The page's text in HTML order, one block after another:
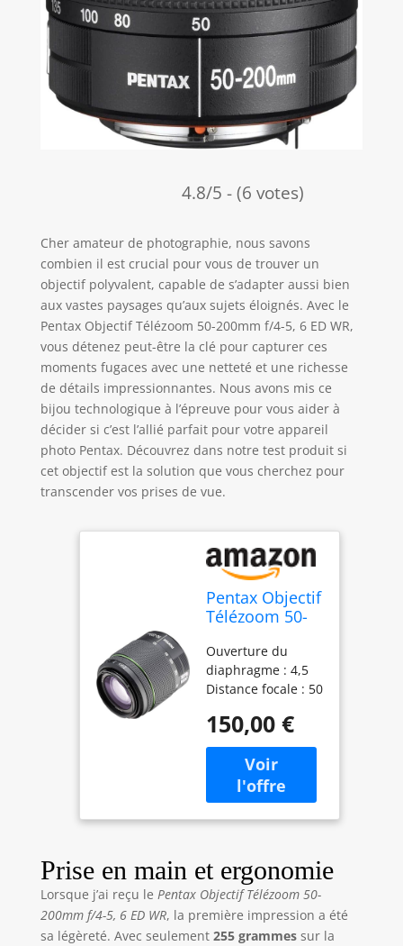
4.8/5 - (6 votes)
Cher amateur de photographie, nous savons
combien il est crucial pour vous de trouver un
objectif polyvalent, capable de s’adapter aussi bien
aux vastes paysages qu’aux sujets éloignés. Avec le
Pentax Objectif Télézoom 50-200mm f/4-5, 6 ED WR,
vous détenez peut-être la clé pour capturer ces
moments fugaces avec une netteté et une richesse
de détails impressionnantes. Nous avons mis ce
bijou technologique à l’épreuve pour vous aider à
décider si c’est l’allié parfait pour votre appareil
photo Pentax. Découvrez dans notre test produit si
cet objectif est la solution que vous cherchez pour
transcender vos prises de vue.
Pentax Objectif
Télézoom 50-
ED WR pour
Appareil photo
Reflex
Ouverture du
diaphragme : 4,5
Distance focale : 50
optique de 4x
Couleur: Noir
150,00 €
Prise en main et ergonomie
Lorsque j’ai reçu le Pentax Objectif Télézoom 50-
200mm f/4-5, 6 ED WR, la première impression a été
sa légèreté. Avec seulement 255 grammessur la